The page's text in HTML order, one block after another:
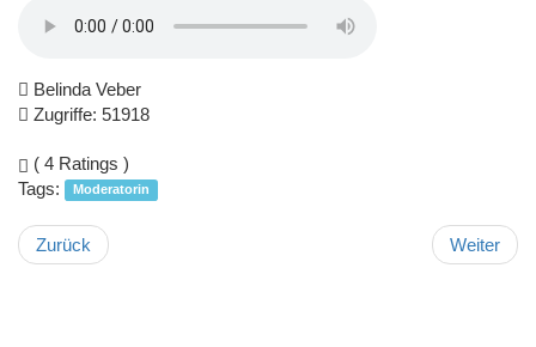
Belinda Veber
Zugriffe: 51918
( 4 Ratings )
Tags:
Moderatorin
Zurück Weiter